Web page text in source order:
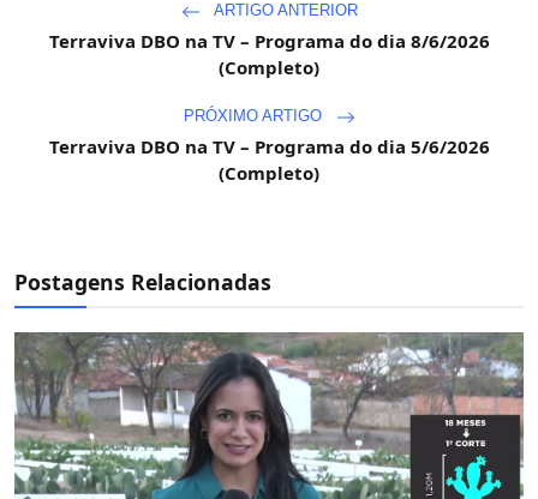
ARTIGO ANTERIOR
Terraviva DBO na TV – Programa do dia 8/6/2026
(Completo)
PRÓXIMO ARTIGO
Terraviva DBO na TV – Programa do dia 5/6/2026
(Completo)
Postagens Relacionadas